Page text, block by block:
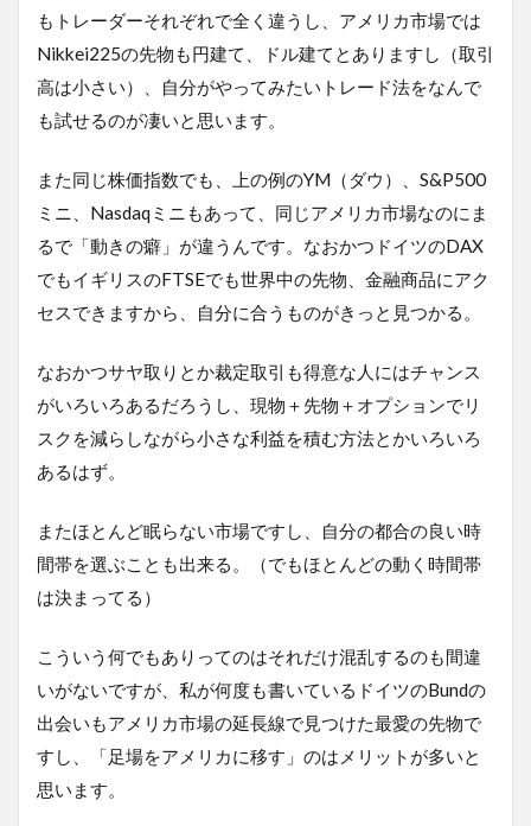
もトレーダーそれぞれで全く違うし、アメリカ市場では
Nikkei225の先物も円建て、ドル建てとありますし（取引
高は小さい）、自分がやってみたいトレード法をなんで
も試せるのが凄いと思います。
また同じ株価指数でも、上の例のYM（ダウ）、S&P500
ミニ、Nasdaqミニもあって、同じアメリカ市場なのにま
るで「動きの癖」が違うんです。なおかつドイツのDAX
でもイギリスのFTSEでも世界中の先物、金融商品にアク
セスできますから、自分に合うものがきっと見つかる。
なおかつサヤ取りとか裁定取引も得意な人にはチャンス
がいろいろあるだろうし、現物＋先物＋オプションでリ
スクを減らしながら小さな利益を積む方法とかいろいろ
あるはず。
またほとんど眠らない市場ですし、自分の都合の良い時
間帯を選ぶことも出来る。（でもほとんどの動く時間帯
は決まってる）
こういう何でもありってのはそれだけ混乱するのも間違
いがないですが、私が何度も書いているドイツのBundの
出会いもアメリカ市場の延長線で見つけた最愛の先物で
すし、「足場をアメリカに移す」のはメリットが多いと
思います。